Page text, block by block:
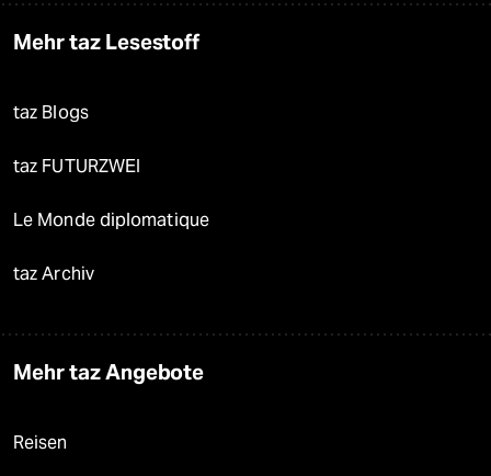
Mehr taz Lesestoff
taz Blogs
taz FUTURZWEI
Le Monde diplomatique
taz Archiv
Mehr taz Angebote
Reisen